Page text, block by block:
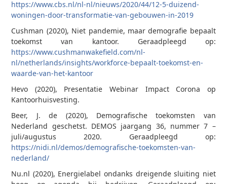
https://www.cbs.nl/nl-nl/nieuws/2020/44/12-5-duizend-
woningen-door-transformatie-van-gebouwen-in-2019
Cushman (2020), Niet pandemie, maar demografie bepaalt
toekomst van kantoor. Geraadpleegd op:
https://www.cushmanwakefield.com/nl-
nl/netherlands/insights/workforce-bepaalt-toekomst-en-
waarde-van-het-kantoor
Hevo (2020), Presentatie Webinar Impact Corona op
Kantoorhuisvesting.
Beer, J. de (2020), Demografische toekomsten van
Nederland geschetst. DEMOS jaargang 36, nummer 7 –
juli/augustus 2020. Geraadpleegd op:
https://nidi.nl/demos/demografische-toekomsten-van-
nederland/
Nu.nl (2020), Energielabel ondanks dreigende sluiting niet